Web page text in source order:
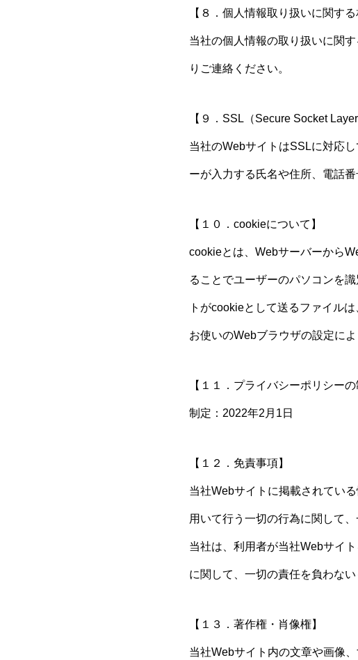
【８．個人情報取り扱いに関す
当社の個人情報の取り扱いに関
りご連絡ください。
【９．SSL（Secure Socket
当社のWebサイトはSSLに対応
ーが入力する氏名や住所、電話
【１０．cookieについて】
cookieとは、Webサーバーから
ることでユーザーのパソコンを
トがcookieとして送るファイル
お使いのWebブラウザの設定に
【１１．プライバシーポリシー
制定：2022年2月1日
【１２．免責事項】
当社Webサイトに掲載されてい
用いて行う一切の行為に関して
当社は、利用者が当社Webサイ
に関して、一切の責任を負わない
【１３．著作権・肖像権】
当社Webサイト内の文章や画像